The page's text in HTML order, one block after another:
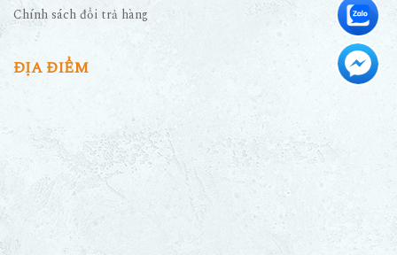
Chính sách đổi trả hàng
ĐỊA ĐIỂM